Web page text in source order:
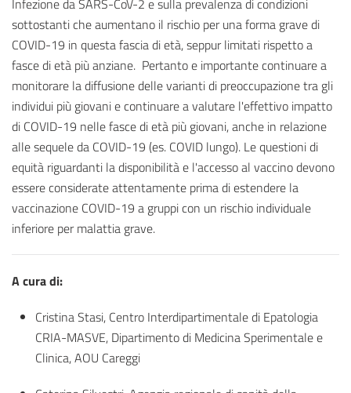
Infezione da SARS-CoV-2 e sulla prevalenza di condizioni
sottostanti che aumentano il rischio per una forma grave di
COVID-19 in questa fascia di età, seppur limitati rispetto a
fasce di età più anziane. Pertanto e importante continuare a
monitorare la diffusione delle varianti di preoccupazione tra gli
individui più giovani e continuare a valutare l'effettivo impatto
di COVID-19 nelle fasce di età più giovani, anche in relazione
alle sequele da COVID-19 (es. COVID lungo). Le questioni di
equità riguardanti la disponibilità e l'accesso al vaccino devono
essere considerate attentamente prima di estendere la
vaccinazione COVID-19 a gruppi con un rischio individuale
inferiore per malattia grave.
A cura di:
Cristina Stasi, Centro Interdipartimentale di Epatologia
CRIA-MASVE, Dipartimento di Medicina Sperimentale e
Clinica, AOU Careggi